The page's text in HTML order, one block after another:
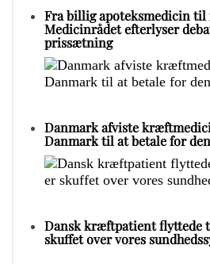
Fra billig apoteksmedicin
Medicinrådet efterlyser
prissætning
Danmark afviste
Danmark til at betale for
Dansk kræftpatient flyttede
skuffet over vores